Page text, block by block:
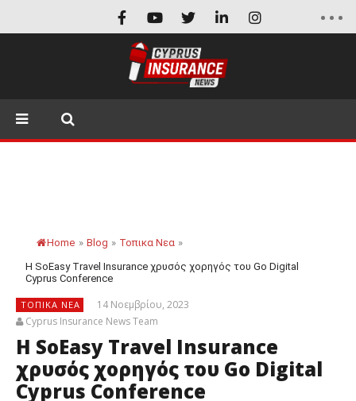
Home » Blog » Τοπικα Νεα »
Η SoEasy Travel Insurance χρυσός χορηγός του Go Digital
Cyprus Conference
ΤΟΠΙΚΑ ΝΕΑ
14 Νοεμβρίου, 2023
Cyprus Insurance News Team
Η SoEasy Travel Insurance
χρυσός χορηγός του Go Digital
Cyprus Conference